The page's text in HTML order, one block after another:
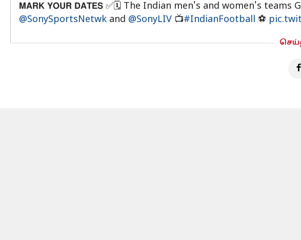
𝗠𝗔𝗥𝗞 𝗬𝗢𝗨𝗥 𝗗𝗔𝗧𝗘𝗦 ✅🗓️ The Indian men's and women's teams
@SonySportsNetwk and @SonyLIV 📺#IndianFootball ⚽